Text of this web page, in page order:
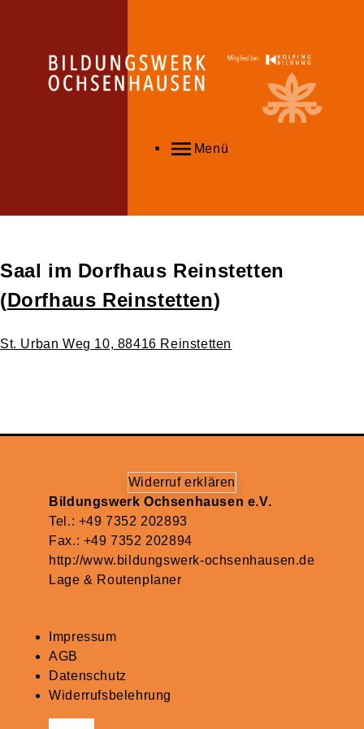
Menü
Saal im Dorfhaus Reinstetten
(Dorfhaus Reinstetten)
St. Urban Weg 10, 88416 Reinstetten
Widerruf erklären
Bildungswerk Ochsenhausen e.V.
Tel.: +49 7352 202893
Fax.: +49 7352 202894
http://www.bildungswerk-ochsenhausen.de
Lage & Routenplaner
Impressum
AGB
Datenschutz
Widerrufsbelehrung